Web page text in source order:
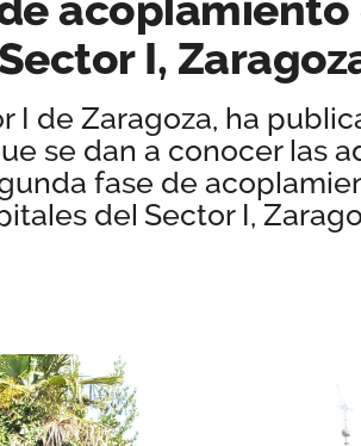
I,
I de Zaragoza, ha
se dan a conocer las
fase de
del Sector I,